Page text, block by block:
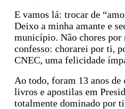
E vamos lá: trocar de
Deixo a minha amante e
município. Não chores por
confesso: chorarei por ti,
CNEC, uma felicidade
Ao todo, foram 13 anos
livros e apostilas em
totalmente dominado por